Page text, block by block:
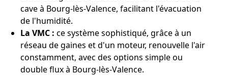
cave à Bourg-lès-Valence, facilitant l'évacuation
de l'humidité.
La VMC : ce système sophistiqué, grâce à un
réseau de gaines et d'un moteur, renouvelle l'air
constamment, avec des options simple ou
double flux à Bourg-lès-Valence.